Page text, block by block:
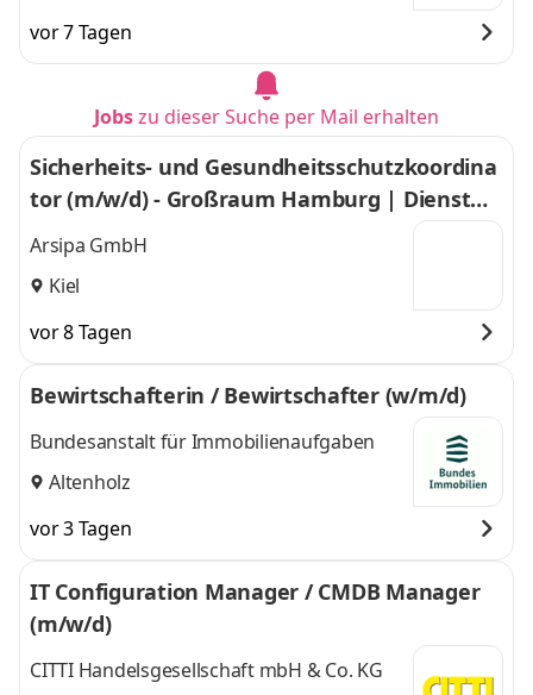
vor 7 Tagen
Jobszu dieser Suche per Mail erhalten
Sicherheits- und Gesundheitsschutzkoordina
tor (m/w/d) - Großraum Hamburg | Dienstwa
gen (Privatnutzung + Tankkarte), Umzugskos
tenbeihilfe
Arsipa GmbH
Kiel
vor 8 Tagen
Bewirtschafterin / Bewirtschafter (w/m/d)
Bundesanstalt für Immobilienaufgaben
Altenholz
vor 3 Tagen
IT Configuration Manager / CMDB Manager
(m/w/d)
CITTI Handelsgesellschaft mbH & Co. KG